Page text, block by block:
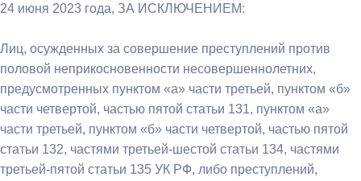
24 июня 2023 года, ЗА ИСКЛЮЧЕНИЕМ:
Лиц, осужденных за совершение преступлений против
половой неприкосновенности несовершеннолетних,
предусмотренных пунктом «а» части третьей, пунктом «б»
части четвертой, частью пятой статьи 131, пунктом «а»
части третьей, пунктом «б» части четвертой, частью пятой
статьи 132, частями третьей-шестой статьи 134, частями
третьей-пятой статьи 135 УК РФ, либо преступлений,